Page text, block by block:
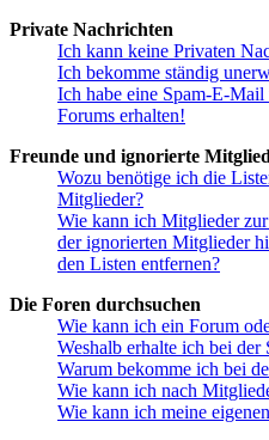
Private Nachrichten
Ich kann keine Privaten
Ich bekomme ständig
Ich habe eine Spam-E-
Forums erhalten!
Freunde und ignorierte
Wozu benötige ich die
Mitglieder?
Wie kann ich Mitglieder
der ignorierten Mitglieder
den Listen entfernen?
Die Foren durchsuchen
Wie kann ich ein Forum
Weshalb erhalte ich bei der
Warum bekomme ich bei
Wie kann ich nach
Wie kann ich meine